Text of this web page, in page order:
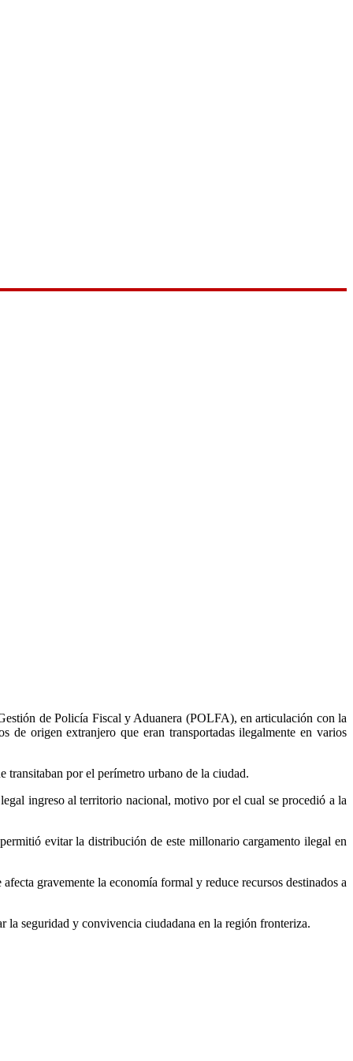
de Policía Fiscal y Aduanera (POLFA), en articulación con la
origen extranjero que eran transportadas ilegalmente en varios
transitaban por el perímetro urbano de la ciudad.
ingreso al territorio nacional, motivo por el cual se procedió a la
evitar la distribución de este millonario cargamento ilegal en
gravemente la economía formal y reduce recursos destinados a
la seguridad y convivencia ciudadana en la región fronteriza.